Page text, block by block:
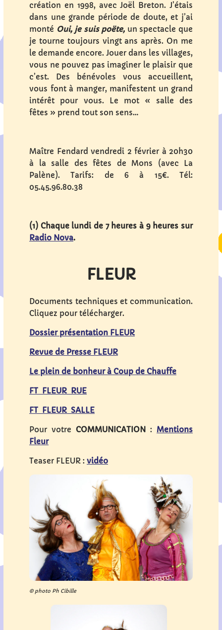
création en 1998, avec Joël Breton. J’étais
dans une grande période de doute, et j’ai
monté Oui, je suis poëte, un spectacle que
je tourne toujours vingt ans après. On me
le demande encore. Jouer dans les villages,
vous ne pouvez pas imaginer le plaisir que
c’est. Des bénévoles vous accueillent,
vous font à manger, manifestent un grand
intérêt pour vous. Le mot « salle des
fêtes » prend tout son sens…
Maître Fendard vendredi 2 février à 20h30
à la salle des fêtes de Mons (avec La
Palène). Tarifs: de 6 à 15€. Tél:
05.45.96.80.38
(1) Chaque lundi de 7 heures à 9 heures sur
Radio Nova.
FLEUR
Documents techniques et communication.
Cliquez pour télécharger.
Dossier présentation FLEUR
Revue de Presse FLEUR
Le plein de bonheur à Coup de Chauffe
FT FLEUR RUE
FT FLEUR SALLE
Pour votre COMMUNICATION : Mentions
Fleur
Teaser FLEUR : vidéo
© photo Ph Cibille